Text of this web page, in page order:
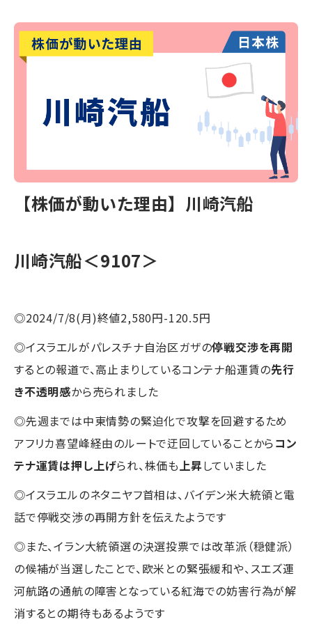
【株価が動いた理由】川崎汽船
川崎汽船＜9107＞
◎2024/7/8(月)終値2,580円-120.5円
◎イスラエルがパレスチナ自治区ガザの停戦交渉を再開
するとの報道で、高止まりしているコンテナ船運賃の先行
き不透明感から売られました
◎先週までは中東情勢の緊迫化で攻撃を回避するため
アフリカ喜望峰経由のルートで迂回していることからコン
テナ運賃は押し上げられ、株価も 上昇していました
◎イスラエルのネタニヤフ首相は、バイデン米大統領と電
話で停戦交渉の再開方針を伝えたようです
◎また、イラン大統領選の決選投票では改革派（穏健派）
の候補が当選したことで、欧米との緊張緩和や、スエズ運
河航路の通航の障害となっている紅海での妨害行為が解
消するとの期待もあるようです